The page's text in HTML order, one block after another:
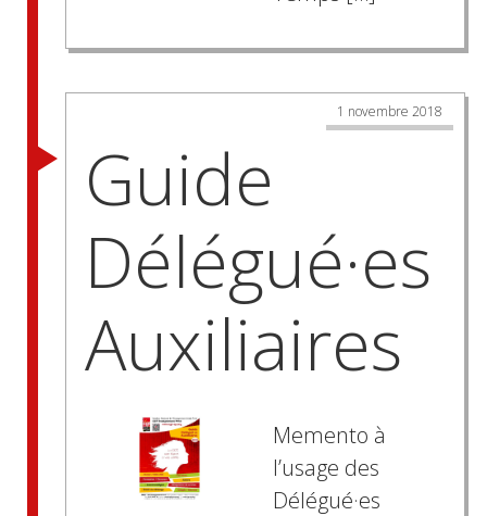
1 novembre 2018
Guide
Délégué·es
Auxiliaires
Memento à
l’usage des
Délégué·es